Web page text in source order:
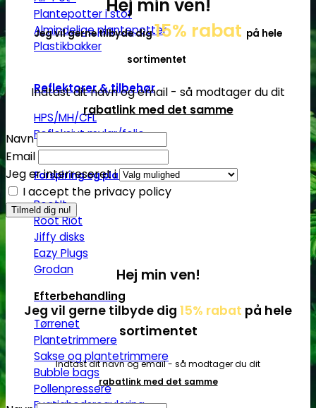
Plantepotter i stof
Almindelige plantepotter
Plastikbakker
Reflektorer & tilbehør
HPS/MH/CFL
Refleksivt mylar/folie
Forspiring og plantestart
Root!t
Root Riot
Jiffy disks
Eazy Plugs
Grodan
Efterbehandling
Tørrenet
Plantetrimmere
Sakse og plantetrimmere
Bubble bags
Pollenpressere
Fugtighedsregulering
Hej min ven!
Jeg vil gerne tilbyde dig15% rabat på hele
sortimentet
Indtast dit navn og email - så modtager du dit
rabatlink med det samme
Navn
Email
Jeg er interreseret i
I accept the privacy policy
Hej min ven!
Jeg vil gerne tilbyde dig 15% rabat på hele
sortimentet
Indtast dit navn og email - så modtager du dit
rabatlink med det samme